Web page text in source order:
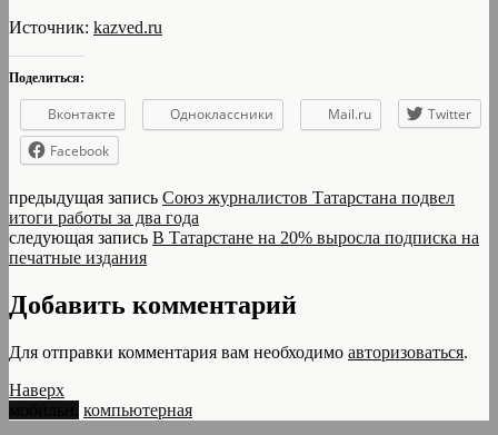
Источник: kazved.ru
Поделиться:
Вконтакте Одноклассники Mail.ru
Twitter
Facebook
предыдущая запись Союз журналистов Татарстана подвел
итоги работы за два года
следующая запись В Татарстане на 20% выросла подписка на
печатные издания
Добавить комментарий
Для отправки комментария вам необходимо авторизоваться.
Наверх
компьютерная